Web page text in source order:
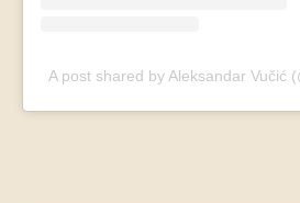
A post shared by Aleksandar Vučić